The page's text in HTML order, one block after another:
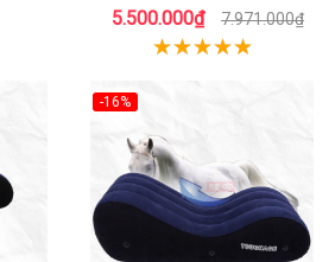
5.500.000₫ 7.971.000₫
-16%